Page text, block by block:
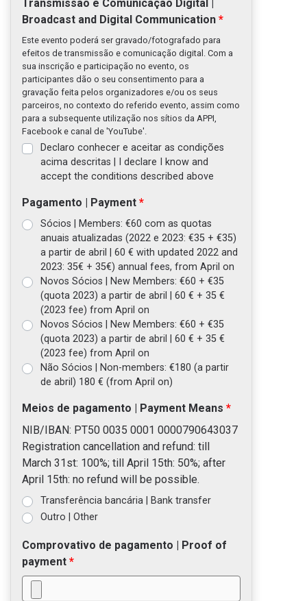
Transmissão e Comunicação Digital |
Broadcast and Digital Communication
Este evento poderá ser gravado/fotografado para
efeitos de transmissão e comunicação digital. Com a
sua inscrição e participação no evento, os
participantes dão o seu consentimento para a
gravação feita pelos organizadores e/ou os seus
parceiros, no contexto do referido evento, assim como
para a subsequente utilização nos sítios da APPI,
Facebook e canal de 'YouTube'.
Declaro conhecer e aceitar as condições
acima descritas | I declare I know and
accept the conditions described above
Pagamento | Payment
Sócios | Members: €60 com as quotas
anuais atualizadas (2022 e 2023: €35 + €35)
a partir de abril | 60 € with updated 2022 and
2023: 35€ + 35€) annual fees, from April on
Novos Sócios | New Members: €60 + €35
(quota 2023) a partir de abril | 60 € + 35 €
(2023 fee) from April on
Novos Sócios | New Members: €60 + €35
(quota 2023) a partir de abril | 60 € + 35 €
(2023 fee) from April on
Não Sócios | Non-members: €180 (a partir
de abril) 180 € (from April on)
Meios de pagamento | Payment Means
NIB/IBAN: PT50 0035 0001 0000790643037
Registration cancellation and refund: till
March 31st: 100%; till April 15th: 50%; after
April 15th: no refund will be possible.
Transferência bancária | Bank transfer
Outro | Other
Comprovativo de pagamento | Proof of
payment